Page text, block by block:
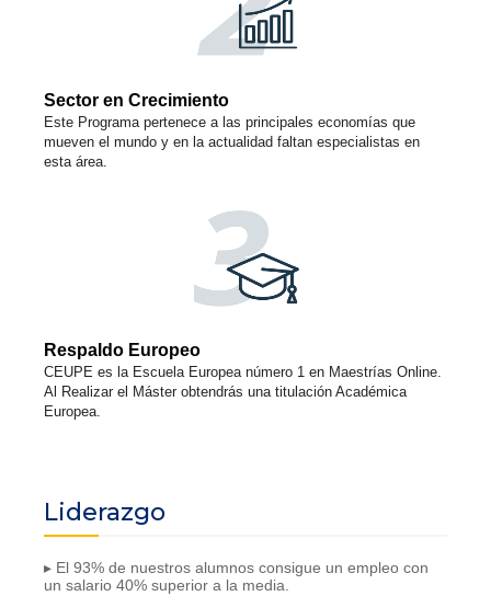
Sector en Crecimiento
Este Programa pertenece a las principales economías que
mueven el mundo y en la actualidad faltan especialistas en
esta área.
Respaldo Europeo
CEUPE es la Escuela Europea número 1 en Maestrías Online.
Al Realizar el Máster obtendrás una titulación Académica
Europea.
Liderazgo
▸ El 93% de nuestros alumnos consigue un empleo con
un salario 40% superior a la media.